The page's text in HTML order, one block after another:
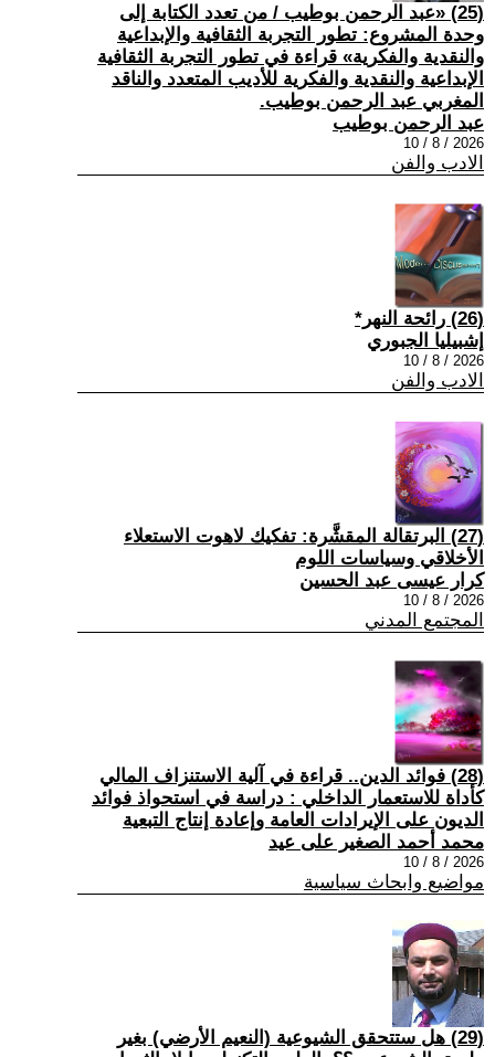
(25) «عبد الرحمن بوطيب / من تعدد الكتابة إلى
وحدة المشروع: تطور التجربة الثقافية والإبداعية
والنقدية والفكرية» قراءة في تطور التجربة الثقافية
الإبداعية والنقدية والفكرية للأديب المتعدد والناقد
المغربي عبد الرحمن بوطيب.
عبد الرحمن بوطيب
2026 / 8 / 10
الادب والفن
(26) رائحة النهر*
إشبيليا الجبوري
2026 / 8 / 10
الادب والفن
(27) البرتقالة المقشَّرة: تفكيك لاهوت الاستعلاء
الأخلاقي وسياسات اللوم
كرار عيسى عبد الحسين
2026 / 8 / 10
المجتمع المدني
(28) فوائد الدين.. قراءة في آلية الاستنزاف المالي
كأداة للاستعمار الداخلي : دراسة في استحواذ فوائد
الديون على الإيرادات العامة وإعادة إنتاج التبعية
محمد أحمد الصغير على عيد
2026 / 8 / 10
مواضيع وابحاث سياسية
(29) هل ستتحقق الشيوعية (النعيم الأرضي) بغير